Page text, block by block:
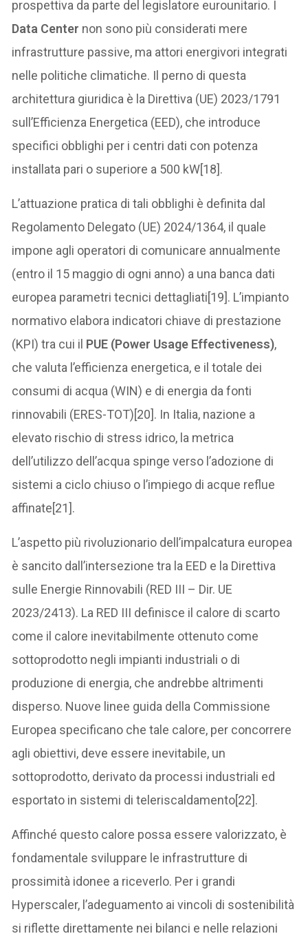
prospettiva da parte del legislatore eurounitario. I
Data Center non sono più considerati mere
infrastrutture passive, ma attori energivori integrati
nelle politiche climatiche. Il perno di questa
architettura giuridica è la Direttiva (UE) 2023/1791
sull’Efficienza Energetica (EED), che introduce
specifici obblighi per i centri dati con potenza
installata pari o superiore a 500 kW[18].
L’attuazione pratica di tali obblighi è definita dal
Regolamento Delegato (UE) 2024/1364, il quale
impone agli operatori di comunicare annualmente
(entro il 15 maggio di ogni anno) a una banca dati
europea parametri tecnici dettagliati[19]. L’impianto
normativo elabora indicatori chiave di prestazione
(KPI) tra cui il PUE (Power Usage Effectiveness),
che valuta l’efficienza energetica, e il totale dei
consumi di acqua (WIN) e di energia da fonti
rinnovabili (ERES-TOT)[20]. In Italia, nazione a
elevato rischio di stress idrico, la metrica
dell’utilizzo dell’acqua spinge verso l’adozione di
sistemi a ciclo chiuso o l’impiego di acque reflue
affinate[21].
L’aspetto più rivoluzionario dell’impalcatura europea
è sancito dall’intersezione tra la EED e la Direttiva
sulle Energie Rinnovabili (RED III – Dir. UE
2023/2413). La RED III definisce il calore di scarto
come il calore inevitabilmente ottenuto come
sottoprodotto negli impianti industriali o di
produzione di energia, che andrebbe altrimenti
disperso. Nuove linee guida della Commissione
Europea specificano che tale calore, per concorrere
agli obiettivi, deve essere inevitabile, un
sottoprodotto, derivato da processi industriali ed
esportato in sistemi di teleriscaldamento[22].
Affinché questo calore possa essere valorizzato, è
fondamentale sviluppare le infrastrutture di
prossimità idonee a riceverlo. Per i grandi
Hyperscaler, l’adeguamento ai vincoli di sostenibilità
si riflette direttamente nei bilanci e nelle relazioni